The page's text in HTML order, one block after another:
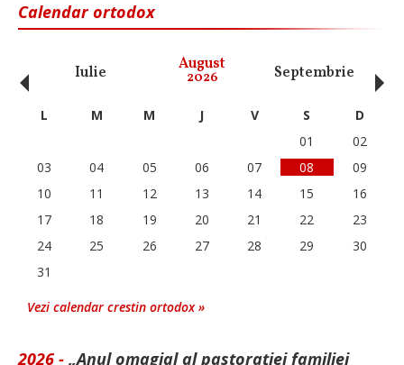
Calendar ortodox
Iulie August
2026 Septembrie
‹ L M M J V S
D
01
02
03
04 05 06 07 08
09
10
11 12 13 14 15
16
17
18 19 20 21 22
23
24
25 26 27 28 29
30
31
Vezi calendar crestin ortodox »
2026 - „Anul omagial al pastorației familiei